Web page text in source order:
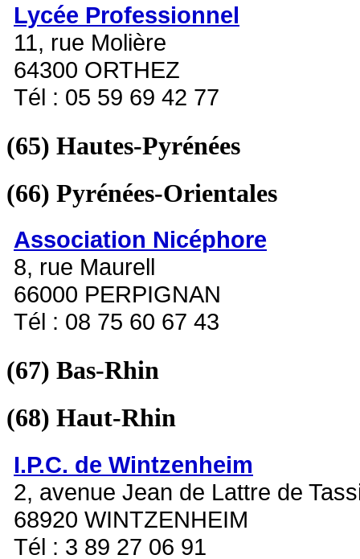
Lycée Professionnel
11, rue Molière
64300 ORTHEZ
Tél : 05 59 69 42 77
(65) Hautes-Pyrénées
(66) Pyrénées-Orientales
Association Nicéphore
8, rue Maurell
66000 PERPIGNAN
Tél : 08 75 60 67 43
(67) Bas-Rhin
(68) Haut-Rhin
I.P.C. de Wintzenheim
2, avenue Jean de Lattre de
68920 WINTZENHEIM
Tél : 3 89 27 06 91